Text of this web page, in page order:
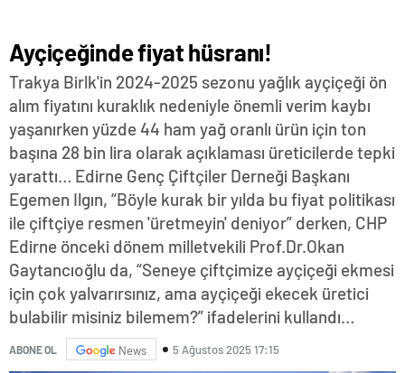
Ayçiçeğinde fiyat hüsranı!
Trakya Birlk'in 2024-2025 sezonu yağlık ayçiçeği ön
alım fiyatını kuraklık nedeniyle önemli verim kaybı
yaşanırken yüzde 44 ham yağ oranlı ürün için ton
başına 28 bin lira olarak açıklaması üreticilerde tepki
yarattı… Edirne Genç Çiftçiler Derneği Başkanı
Egemen Ilgın, “Böyle kurak bir yılda bu fiyat politikası
ile çiftçiye resmen 'üretmeyin' deniyor” derken, CHP
Edirne önceki dönem milletvekili Prof.Dr.Okan
Gaytancıoğlu da, “Seneye çiftçimize ayçiçeği ekmesi
için çok yalvarırsınız, ama ayçiçeği ekecek üretici
bulabilir misiniz bilemem?” ifadelerini kullandı…
ABONE OL News 5 Ağustos 2025 17:15